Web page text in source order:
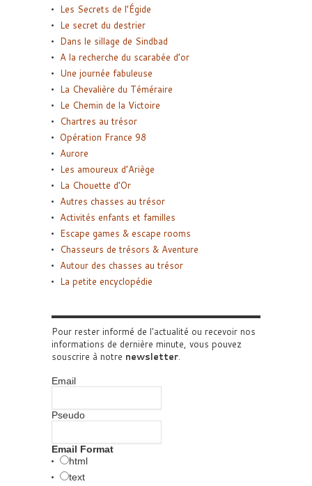
Les Secrets de l’Égide
Le secret du destrier
Dans le sillage de Sindbad
A la recherche du scarabée d’or
Une journée fabuleuse
La Chevalière du Téméraire
Le Chemin de la Victoire
Chartres au trésor
Opération France 98
Aurore
Les amoureux d’Ariège
La Chouette d’Or
Autres chasses au trésor
Activités enfants et familles
Escape games & escape rooms
Chasseurs de trésors & Aventure
Autour des chasses au trésor
La petite encyclopédie
Pour rester informé de l'actualité ou recevoir nos
informations de dernière minute, vous pouvez
souscrire à notre newsletter.
Email
Pseudo
Email Format
html
text